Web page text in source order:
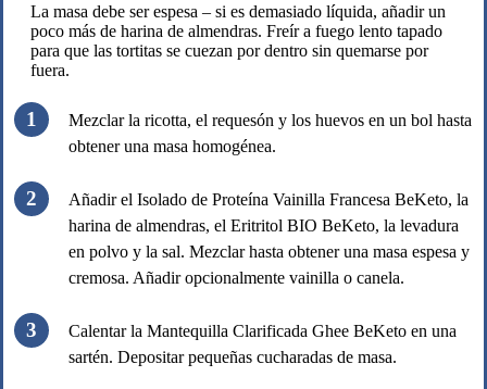
La masa debe ser espesa – si es demasiado líquida, añadir un
poco más de harina de almendras. Freír a fuego lento tapado
para que las tortitas se cuezan por dentro sin quemarse por
fuera.
Mezclar la ricotta, el requesón y los huevos en un bol hasta
obtener una masa homogénea.
Añadir el Isolado de Proteína Vainilla Francesa BeKeto, la
harina de almendras, el Eritritol BIO BeKeto, la levadura
en polvo y la sal. Mezclar hasta obtener una masa espesa y
cremosa. Añadir opcionalmente vainilla o canela.
Calentar la Mantequilla Clarificada Ghee BeKeto en una
sartén. Depositar pequeñas cucharadas de masa.